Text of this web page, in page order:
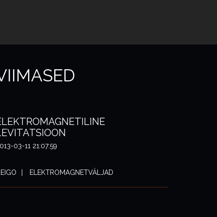
03-11 21:07:59
ELEKTROMAGNETVÄLJAD